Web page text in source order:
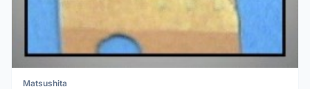
Matsushita